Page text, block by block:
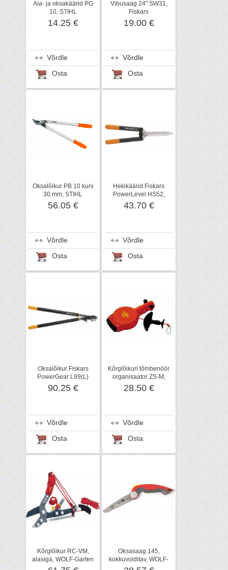
Aia- ja oksakäärid PG
10, STIHL
14.25 €
Võrdle
Osta
Vibusaag 24" SW31,
Fiskars
19.00 €
Võrdle
Osta
Oksalõikur PB 10 kuni
30 mm, STIHL
56.05 €
Võrdle
Osta
Hekikäärid Fiskars
PowerLevel HS52,
jõuülekanne
43.70 €
Võrdle
Osta
Oksalõikur Fiskars
PowerGear L99(L)
terasülekanne, alasiga
90.25 €
Võrdle
Osta
Kõrglõikuri tõmbenöör
organisaator ZS-M,
WOLF-Garten
28.50 €
Võrdle
Osta
Kõrglõikur RC-VM,
alasiga, WOLF-Garten
Oksasaag 145,
kokkuvolditav, WOLF-
Garten